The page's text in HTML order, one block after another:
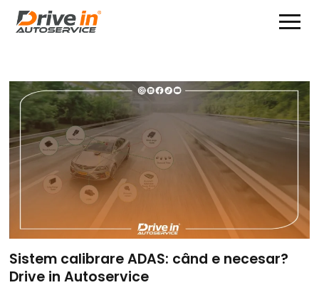
Sistem calibrare ADAS: când e necesar?
Drive in Autoservice